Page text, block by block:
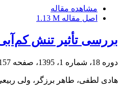
مشاهده مقاله
اصل مقاله 1.13 M
بررسی تأثیر تنش
دوره 18، شماره 1، 1395، صفحه 171
هادی لطفی، طاهر برزگر، ولی